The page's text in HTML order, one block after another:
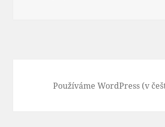
Používáme WordPress (v